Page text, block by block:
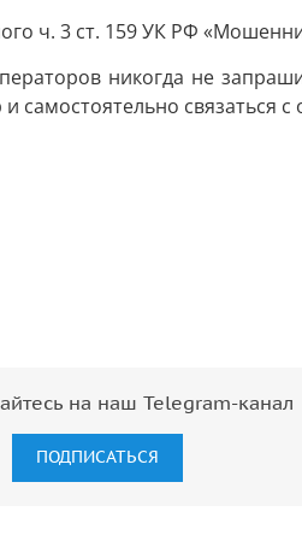
ч. 3 ст. 159 УК РФ
никогда не
самостоятельно
на наш Telegram-канал
ПОДПИСАТЬСЯ